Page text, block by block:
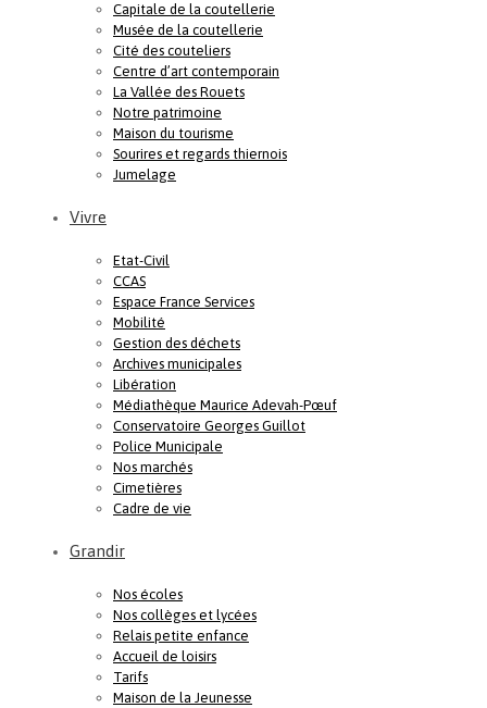
Capitale de la coutellerie
Musée de la coutellerie
Cité des couteliers
Centre d’art contemporain
La Vallée des Rouets
Notre patrimoine
Maison du tourisme
Sourires et regards thiernois
Jumelage
Vivre
Etat-Civil
CCAS
Espace France Services
Mobilité
Gestion des déchets
Archives municipales
Libération
Médiathèque Maurice Adevah-Pœuf
Conservatoire Georges Guillot
Police Municipale
Nos marchés
Cimetières
Cadre de vie
Grandir
Nos écoles
Nos collèges et lycées
Relais petite enfance
Accueil de loisirs
Tarifs
Maison de la Jeunesse